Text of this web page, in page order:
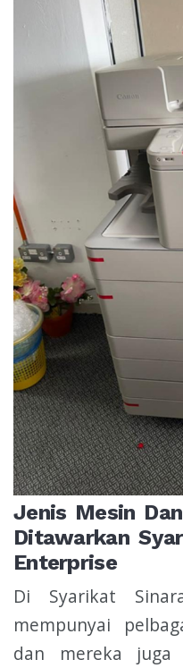
Jenis Mesin
Ditawarkan
Enterprise
Di Syarikat
mempunyai
dan mereka juga